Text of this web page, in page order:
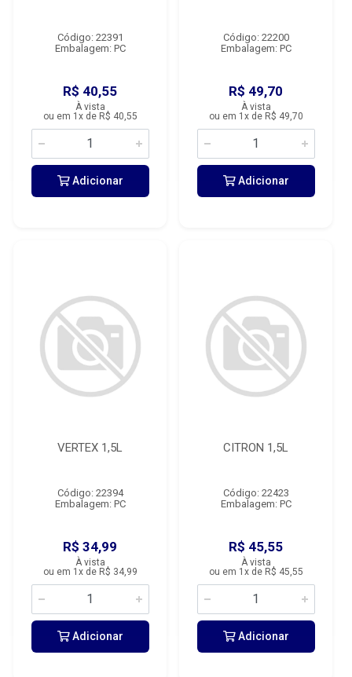
Código: 22391
Embalagem: PC
R$ 40,55
À vista
ou em 1x de R$ 40,55
Adicionar
Código: 22200
Embalagem: PC
R$ 49,70
À vista
ou em 1x de R$ 49,70
Adicionar
VERTEX 1,5L
Código: 22394
Embalagem: PC
R$ 34,99
À vista
ou em 1x de R$ 34,99
Adicionar
CITRON 1,5L
Código: 22423
Embalagem: PC
R$ 45,55
À vista
ou em 1x de R$ 45,55
Adicionar